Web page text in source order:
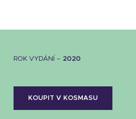
ROK VYDÁNÍ – 2020
KOUPIT V KOSMASU